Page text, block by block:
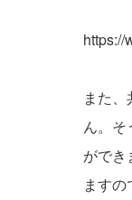
https://
また
ん。そ
ができ
ますの